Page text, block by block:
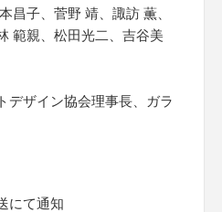
昌子、菅野 靖、諏訪 薫、
範親、松田光二、吉谷美
デザイン協会理事長、ガラ
にて通知